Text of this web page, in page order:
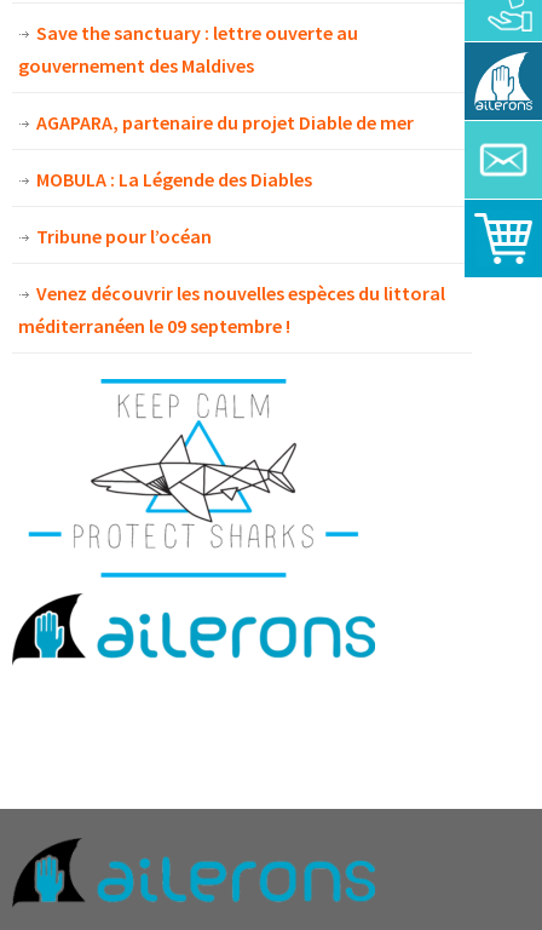
Save the sanctuary : lettre ouverte au
gouvernement des Maldives
AGAPARA, partenaire du projet Diable de mer
MOBULA : La Légende des Diables
Tribune pour l’océan
Venez découvrir les nouvelles espèces du littoral
méditerranéen le 09 septembre !